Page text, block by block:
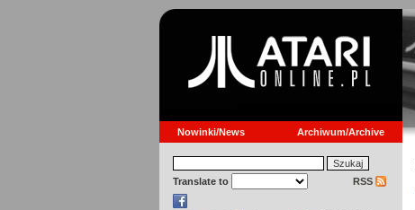
Nowinki/News Archiwum/Archive
Translate to RSS